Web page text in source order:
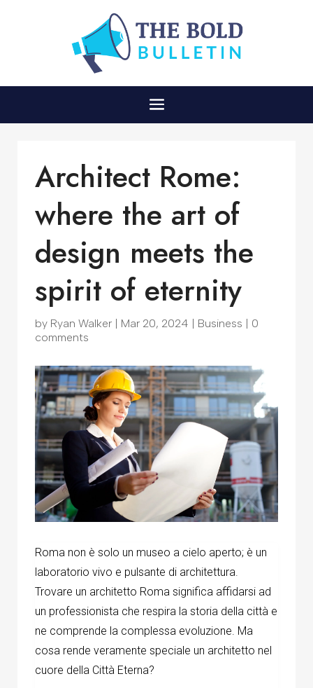
Architect Rome:
where the art of
design meets the
spirit of eternity
by Ryan Walker | Mar 20, 2024 | Business | 0
comments
Roma non è solo un museo a cielo aperto; è un
laboratorio vivo e pulsante di architettura.
Trovare un architetto Roma significa affidarsi ad
un professionista che respira la storia della città e
ne comprende la complessa evoluzione. Ma
cosa rende veramente speciale un architetto nel
cuore della Città Eterna?